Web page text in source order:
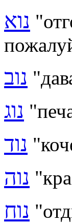
נוא "
נוב
נוג "
נוד
נוה "
נוח